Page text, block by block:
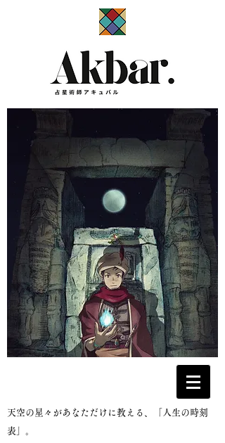
​占星術師アキュバル公式サイト
​天空の星々があなただけに教える、「人生の時刻
表」。